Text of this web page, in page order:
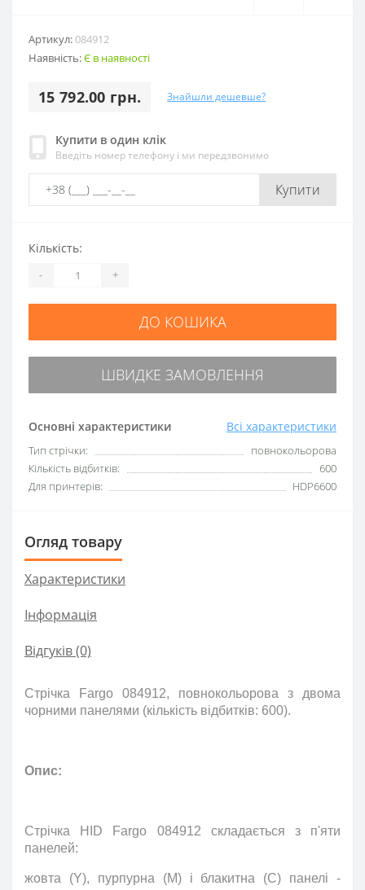
Артикул:084912
Наявність:Є в наявності
15 792.00 грн. Знайшли дешевше?
Купити в один клік
Введіть номер телефону і ми передзвонимо
Купити
Основні характеристики Всі характеристики
Тип стрічки:
повнокольорова
Кількість відбитків:
600
Для принтерів:
HDP6600
Кількість:
- +
ДО КОШИКА
ШВИДКЕ ЗАМОВЛЕННЯ
Огляд товару
Характеристики
Інформація
Відгуків (0)
Стрічка Fargo 084912, повнокольорова з двома
чорними панелями (кількість відбитків: 600).
Опис:
Стрічка HID Fargo 084912 складається з п'яти
панелей:
жовта (Y), пурпурна (M) і блакитна (C) панелі -